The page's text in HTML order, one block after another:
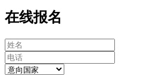
在线报名